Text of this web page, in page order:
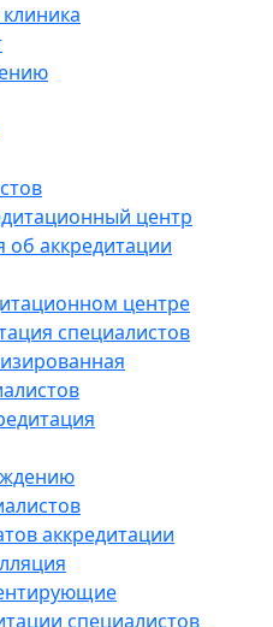
центр
аккредитации
центре
специалистов
аккредитации
специалистов